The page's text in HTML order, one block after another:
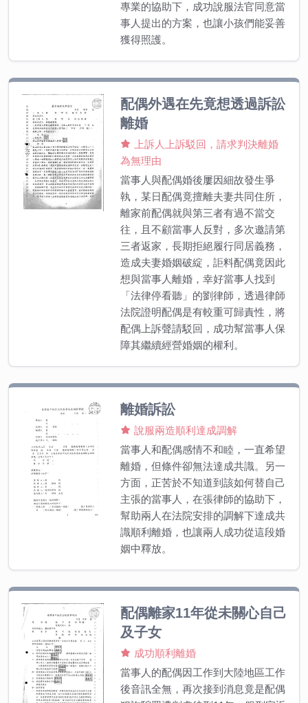
專業的協助下，成功說服法官同意當
事人提出的方案，也讓小孩們能妥善
獲得照護。
配偶外遇在先竟想透過訴訟
離婚
上訴人上訴駁回，請求判決離婚
為無理由
當事人與配偶婚後屢因細故發生爭
執，某日配偶竟擅離夫妻共同住所，
離家前配偶就與第三者有過不當交
往，且不顧當事人反對，多次邀請第
三者返家，長期拒絕履行同居義務，
造成夫妻婚姻破綻，詎料配偶竟因此
想與當事人離婚，幸好當事人找到
「法律停看聽」的劉律師，透過律師
法院證明配偶是有較重可歸責性，將
配偶上訴聲請駁回，成功幫當事人保
障其繼續經營婚姻的權利。
離婚訴訟
說服兩造順利達成調解
當事人和配偶感情不和睦，一直希望
離婚，但條件卻無法達成共識。另一
方面，正苦於不知道到該如何替自己
主張的當事人，在張律師的協助下，
幫助兩人在法院安排的調解下達成共
識順利離婚，也讓兩人成功從這段婚
姻中釋放。
配偶離家11年從未關心自己
及子女
成功順利離婚
當事人的配偶因工作到大陸地區工作
後音訊全無，再次接到消息竟是配偶